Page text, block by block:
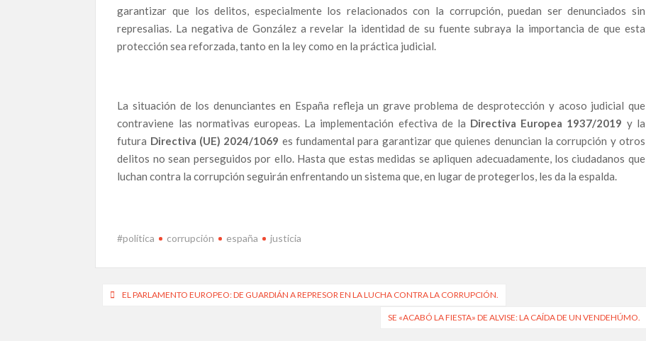
El Caso del Novio de Ayuso: Fraude Fiscal, Comisiones en Pandemia y una Trama Política Cruzada por
Filtraciones
AEDICO denuncia la impunidad institucional en Cataluña: “La ley no se aplica, y eso es corrupción
«Vomitivo» y «Pájara»: Las Conversaciones Filtradas de Sánchez y Ábalos Desnudan la Intimidad del Poder
en el PSOE
La Investigación contra Begoña Gómez: Un Laberinto Judicial y Político que Sacude a España
El Investigador Bajo Sospecha: Cuando la Corrupción Policial Entra en el Caso Mediador
La Demanda del Rey Emérito a Miguel Ángel Revilla: Un Pulso entre la Inviolabilidad y la Denuncia de la
garantizar que los delitos, especialmente los relacionados con la corrupción, puedan ser denunciados sin
represalias. La negativa de González a revelar la identidad de su fuente subraya la importancia de que esta
protección sea reforzada, tanto en la ley como en la práctica judicial.
La situación de los denunciantes en España refleja un grave problema de desprotección y acoso judicial que
contraviene las normativas europeas. La implementación efectiva de la Directiva Europea 1937/2019 y la
futura Directiva (UE) 2024/1069 es fundamental para garantizar que quienes denuncian la corrupción y otros
delitos no sean perseguidos por ello. Hasta que estas medidas se apliquen adecuadamente, los ciudadanos que
luchan contra la corrupción seguirán enfrentando un sistema que, en lugar de protegerlos, les da la espalda.
#política corrupción españa justicia
Navegación
EL PARLAMENTO EUROPEO: DE GUARDIÁN A REPRESOR EN LA LUCHA CONTRA LA CORRUPCIÓN.
SE «ACABÓ LA FIESTA» DE ALVISE: LA CAÍDA DE UN VENDEHÚMO.